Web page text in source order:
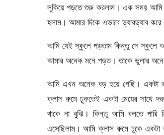
লুকিয়ে পড়তে শুরু করলাম। এক সময় আমি
হলাম। আমার দিকে এভাবে ড্যাবড্যাব
আমি যেই স্কুলে পড়তাম কিন্তু সে স্কুলে
আমার অনেক মনে পড়ত। তাকে ভুলার অনেক
আমি এখন অনেক বড় হয়ে গেছি। একটা
ক্লাস রুমে ঢুকতেই একটা মেয়ের সাথে
থাকে না বুঝি। কিন্তু আমি বলতে পারি
এসেছিলাম। আমি ক্লাস রুমে ঢুকে